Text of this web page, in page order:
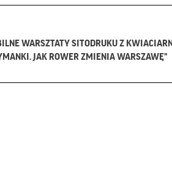
WARSZTATY SITODRUKU Z
JAK ROWER ZMIENIA WARSZAWĘ"